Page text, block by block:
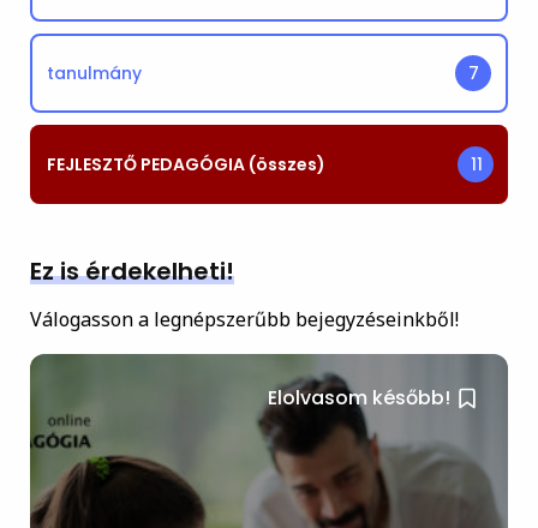
tanulmány 7
FEJLESZTŐ PEDAGÓGIA (összes) 11
Ez is érdekelheti!
Válogasson a legnépszerűbb bejegyzéseinkből!
Elolvasom később!